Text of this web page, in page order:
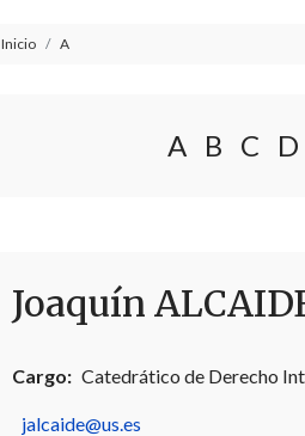
Inicio A
A B C D
Joaquín
Cargo: Catedrático de Derecho
jalcaide@us.es